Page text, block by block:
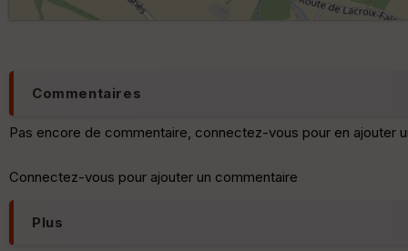
Commentaires
Pas encore de commentaire, connectez-vous pour en ajouter
Connectez-vous pour ajouter un commentaire
Plus